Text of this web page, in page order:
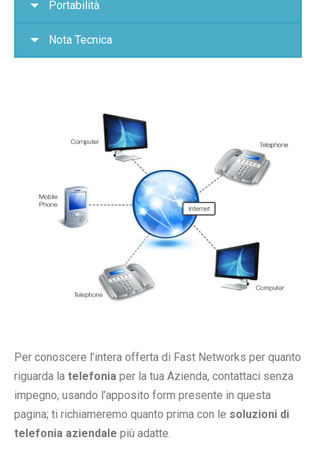
Portabilità
Nota Tecnica
Per conoscere l’intera offerta di Fast Networks per quanto
riguarda la telefonia per la tua Azienda, contattaci senza
impegno, usando l’apposito form presente in questa
pagina; ti richiameremo quanto prima con le soluzioni di
telefonia aziendale più adatte.